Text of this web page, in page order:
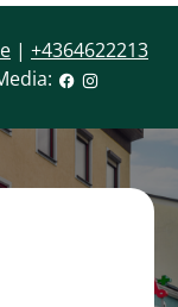
| +4364622213